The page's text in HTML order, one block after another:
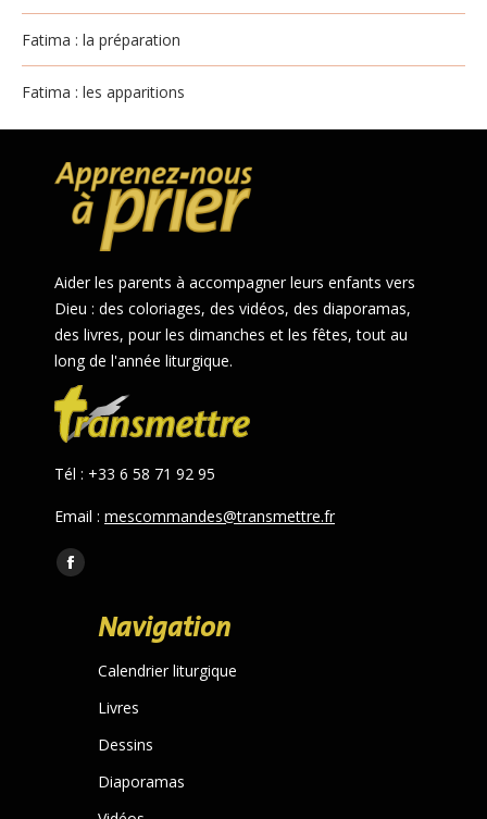
Fatima : la préparation
Fatima : les apparitions
Aider les parents à accompagner leurs enfants vers
Dieu : des coloriages, des vidéos, des diaporamas,
des livres, pour les dimanches et les fêtes, tout au
long de l'année liturgique.
Tél : +33 6 58 71 92 95
Email : mescommandes@transmettre.fr
Trouvez nous sur :
Facebook
opens
window
Navigation
Calendrier liturgique
Livres
Dessins
Diaporamas